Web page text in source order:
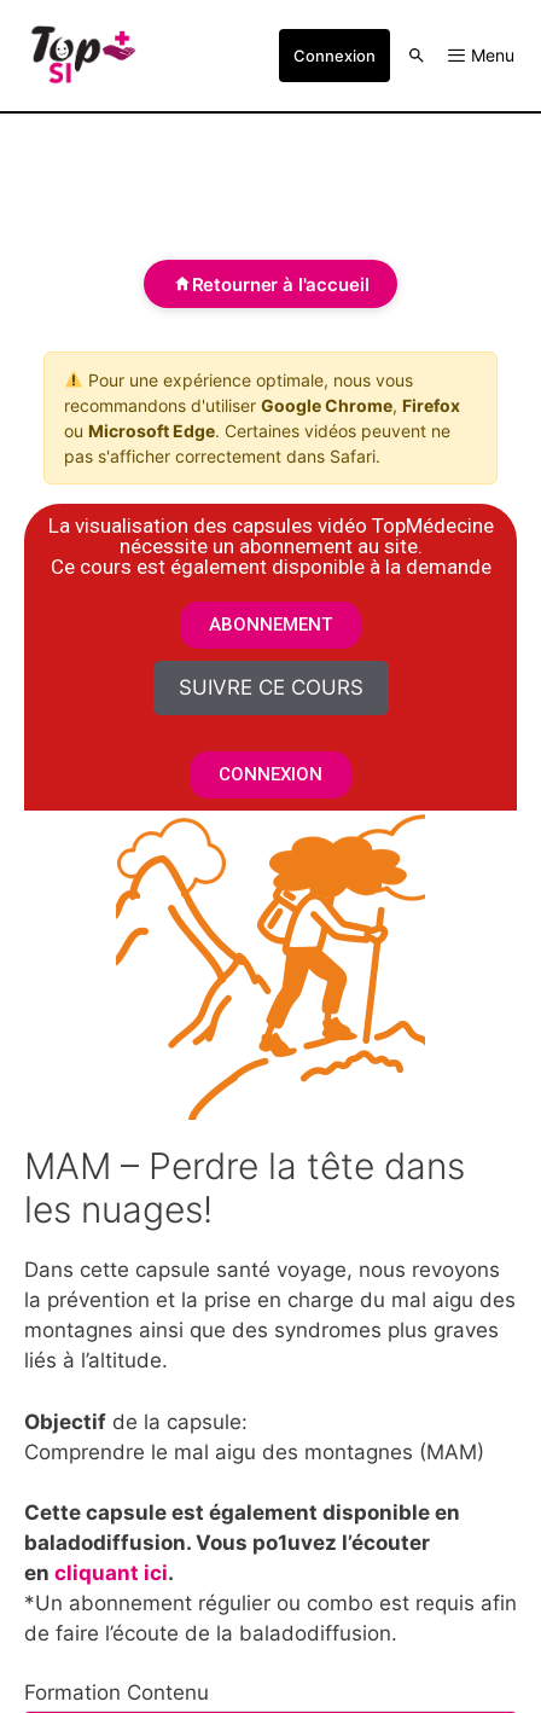
Connexion Menu
Retourner à l'accueil
Pour une expérience optimale, nous vous
recommandons d'utiliser Google Chrome, Firefox
ou Microsoft Edge. Certaines vidéos peuvent ne
pas s'afficher correctement dans Safari.
La visualisation des capsules vidéo TopMédecine
nécessite un abonnement au site.
​Ce cours est également disponible à la demande
ABONNEMENT
SUIVRE CE COURS
CONNEXION
MAM – Perdre la tête dans
les nuages!
Dans cette capsule santé voyage, nous revoyons
la prévention et la prise en charge du mal aigu des
montagnes ainsi que des syndromes plus graves
liés à l’altitude.
Objectif de la capsule:
Comprendre le mal aigu des montagnes (MAM)
Cette capsule est également disponible en
baladodiffusion. Vous po1uvez l’écouter
en cliquant ici.
*Un abonnement régulier ou combo est requis afin
de faire l’écoute de la baladodiffusion.
Formation Contenu